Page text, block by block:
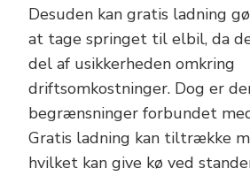
Desuden kan gratis ladning
at tage springet til elbil, da
del af usikkerheden omkring
driftsomkostninger. Dog er
begrænsninger forbundet
Gratis ladning kan tiltrække
hvilket kan give kø ved